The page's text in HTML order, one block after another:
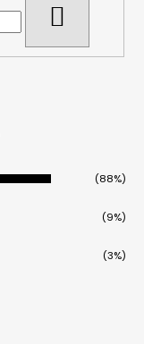
(88%)
(9%)
(3%)